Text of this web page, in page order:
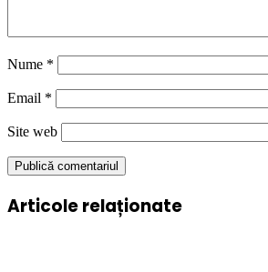
Nume *
Email *
Site web
Articole relaționate